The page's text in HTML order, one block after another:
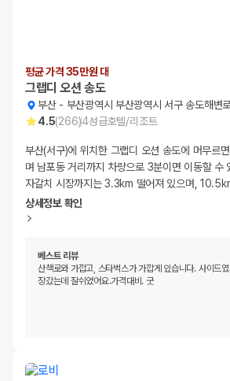
평균 가격 35만원 대
그랩디 오션 송도
부산- 부산광역시 부산광역시 서구 송도해변
4.5(266)4성급호텔/리조트
부산(서구)에 위치한 그랩디 오션 송도에 머무르
며 남포동 거리까지 차량으로 3분이면 이동할 수
자갈치 시장까지는 3.3km 떨어져 있으며,
상세정보 확인
베스트 리뷰
산책로와 가깝고, 스타벅스가 가깝게 있습니다. 사이드
장갔는데 잘쉬었어요.가격대비. 굿